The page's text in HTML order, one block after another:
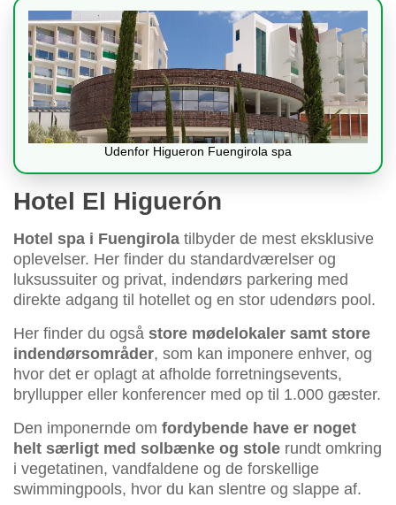
Udenfor Higueron Fuengirola spa
Hotel El Higuerón
Hotel spa i Fuengirola tilbyder de mest eksklusive
oplevelser. Her finder du standardværelser og
luksussuiter og privat, indendørs parkering med
direkte adgang til hotellet og en stor udendørs pool.
Her finder du også store mødelokaler samt store
indendørsområder, som kan imponere enhver, og
hvor det er oplagt at afholde forretningsevents,
bryllupper eller konferencer med op til 1.000 gæster.
Den imponernde om fordybende have er noget
helt særligt med solbænke og stole rundt omkring
i vegetatinen, vandfaldene og de forskellige
swimmingpools, hvor du kan slentre og slappe af.